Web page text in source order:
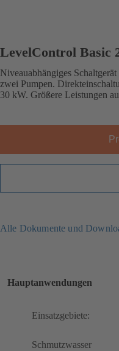
LevelControl Basic
Niveauabhängiges
zwei Pumpen.
30 kW. Größere Leistungen
Alle Dokumente und
Hauptanwendungen
Einsatzgebiete:
Schmutzwasser